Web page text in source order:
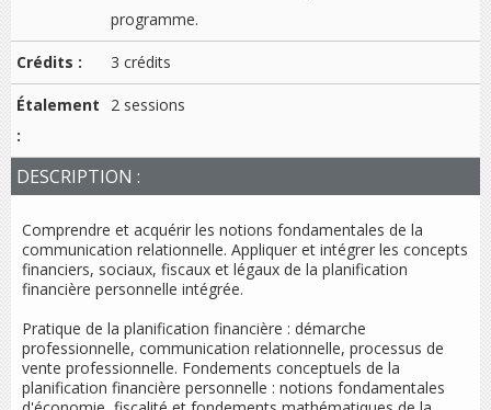
programme.
Crédits : 3 crédits
Étalement
:
2 sessions
DESCRIPTION :
Comprendre et acquérir les notions fondamentales de la
communication relationnelle. Appliquer et intégrer les concepts
financiers, sociaux, fiscaux et légaux de la planification
financière personnelle intégrée.
Pratique de la planification financière : démarche
professionnelle, communication relationnelle, processus de
vente professionnelle. Fondements conceptuels de la
planification financière personnelle : notions fondamentales